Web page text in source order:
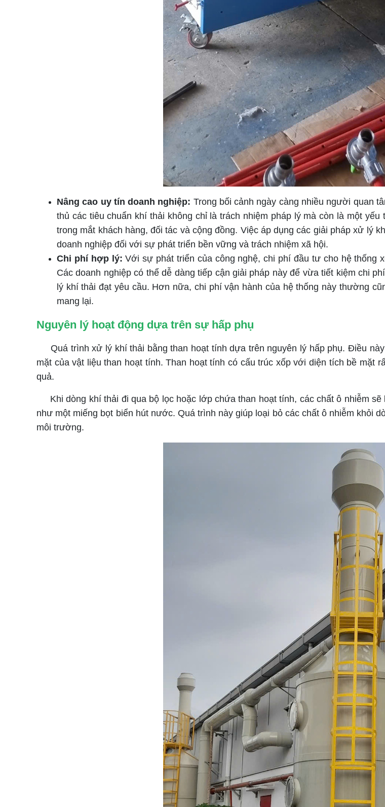
Nâng cao uy tín doanh nghiệp: Trong bối cảnh ngày càng nhiều người quan
thủ các tiêu chuẩn khí thải không chỉ là trách nhiệm pháp lý mà còn là một
trong mắt khách hàng, đối tác và cộng đồng. Việc áp dụng các giải pháp xử lý
doanh nghiệp đối với sự phát triển bền vững và trách nhiệm xã hội.
Chi phí hợp lý: Với sự phát triển của công nghệ, chi phí đầu tư cho hệ
Các doanh nghiệp có thể dễ dàng tiếp cận giải pháp này để vừa tiết kiệm chi
lý khí thải đạt yêu cầu. Hơn nữa, chi phí vận hành của hệ thống này thường
mang lại.
Nguyên lý hoạt động dựa trên sự hấp phụ
Quá trình xử lý khí thải bằng than hoạt tính dựa trên nguyên lý hấp phụ. Điều
mặt của vật liệu than hoạt tính. Than hoạt tính có cấu trúc xốp với diện tích bề mặt
quả.
Khi dòng khí thải đi qua bộ lọc hoặc lớp chứa than hoạt tính, các chất ô nhiễm
như một miếng bọt biển hút nước. Quá trình này giúp loại bỏ các chất ô nhiễm khỏi
môi trường.